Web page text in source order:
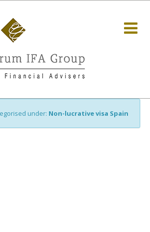
under: Non-lucrative visa Spain